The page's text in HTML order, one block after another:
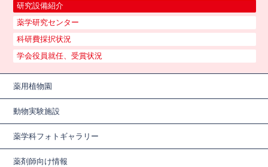
研究設備紹介
薬学研究センター
科研費採択状況
学会役員就任、受賞状況
薬用植物園
動物実験施設
薬学科フォトギャラリー
薬剤師向け情報